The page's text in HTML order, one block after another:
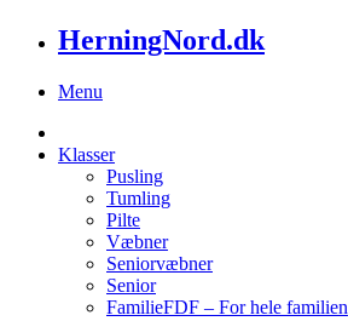
HerningNord.dk
Menu
Klasser
Pusling
Tumling
Pilte
Væbner
Seniorvæbner
Senior
FamilieFDF – For hele familien